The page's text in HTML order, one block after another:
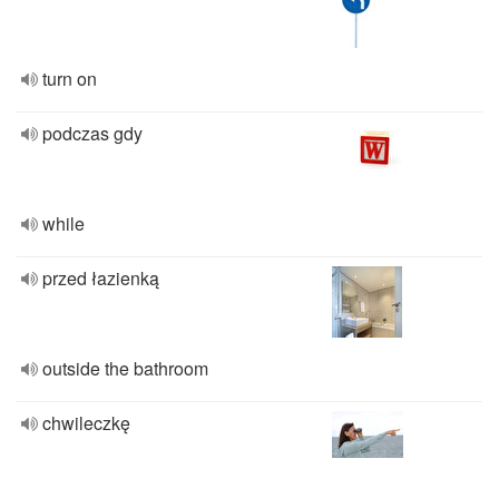
turn on
podczas gdy
while
przed łazienką
outside the bathroom
chwileczkę